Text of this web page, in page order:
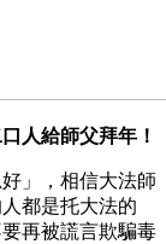
人給師父拜年！
」，相信大法師
都是托大法的
再被謊言欺騙毒